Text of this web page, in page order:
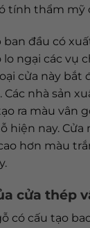
tính thẩm mỹ
ban đầu có
lo ngại các vụ
cửa này bắt
Các nhà sản
ra màu vân
hiện nay. Cửa
hơn màu
cửa thép
có cấu tạo